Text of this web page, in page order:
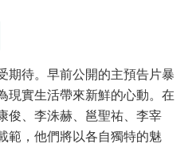
期待。早前公開的主預告片暴
現實生活帶來新鮮的心動。在
俊、李洙赫、邕聖祐、李宰
範，他們將以各自獨特的魅